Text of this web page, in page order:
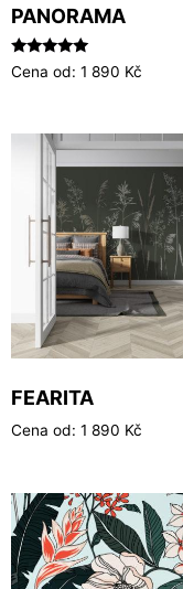
PANORAMA
Hodnocení
5.00
Cena od: 1 890 Kč
FEARITA
Cena od: 1 890 Kč